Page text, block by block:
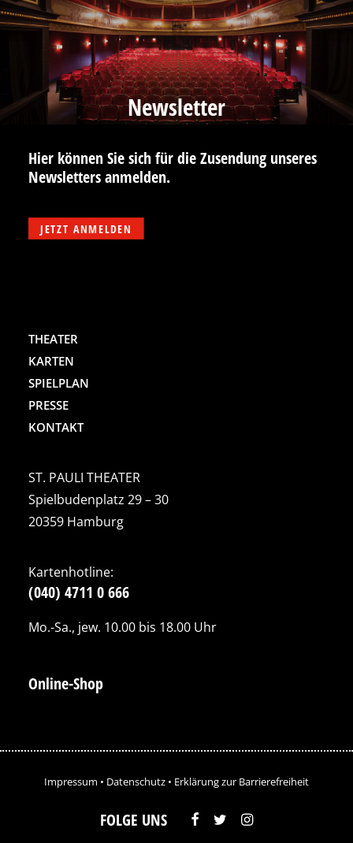
Newsletter
Hier können Sie sich für die Zusendung unseres
Newsletters anmelden.
JETZT ANMELDEN
THEATER
KARTEN
SPIELPLAN
PRESSE
KONTAKT
ST. PAULI THEATER
Spielbudenplatz 29 – 30
20359 Hamburg
Kartenhotline:
(040) 4711 0 666
Mo.-Sa., jew. 10.00 bis 18.00 Uhr
Online-Shop
Impressum • Datenschutz • Erklärung zur Barrierefreiheit